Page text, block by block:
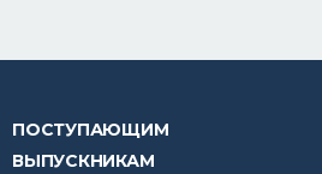
ПОСТУПАЮЩИМ
ВЫПУСКНИКАМ